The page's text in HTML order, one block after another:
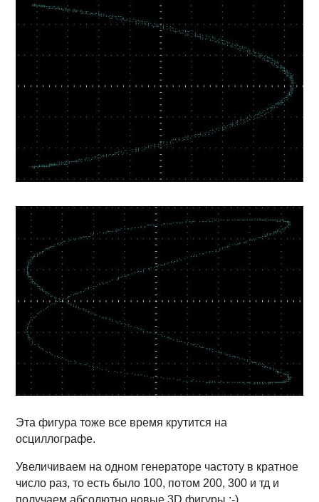
Эта фигура тоже все время крутится на
осциллографе.
Увеличиваем на одном генераторе частоту в кратное
число раз, то есть было 100, потом 200, 300 и тд и
получаем абсолютно новые 3D фигуры ;-)